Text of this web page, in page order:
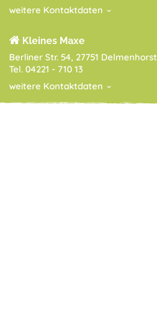
weitere Kontaktdaten
Kleines Maxe
Berliner Str. 54, 27751 Delmenhorst
Tel. 04221 - 710 13
weitere Kontaktdaten